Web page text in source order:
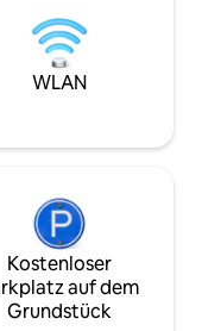
,
Wohnzimmer ist
Es ist auch
eine
WLAN
Kostenloser
auf dem
Grundstück